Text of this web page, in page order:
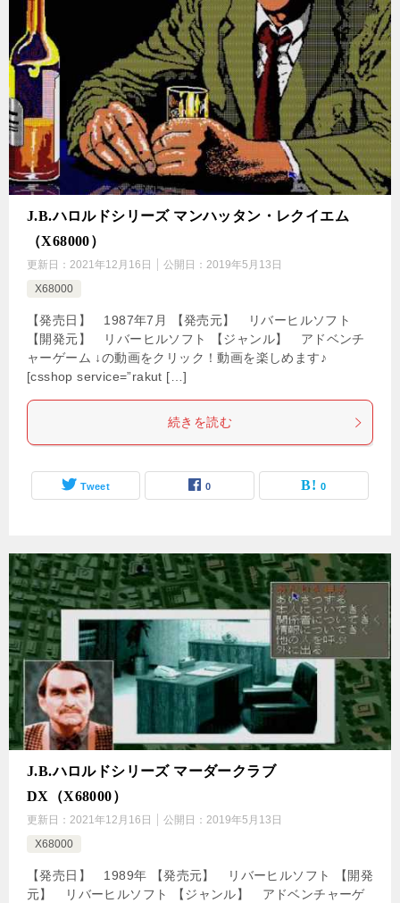
J.B.ハロルドシリーズ マンハッタン・レクイエム
（X68000）
更新日： 2021年12月16日 公開日： 2019年5月13日
X68000
【発売日】 1987年7月 【発売元】 リバーヒルソフト
【開発元】 リバーヒルソフト 【ジャンル】 アドベンチ
ャーゲーム ↓の動画をクリック！動画を楽しめます♪
[csshop service=”rakut […]
続きを読む
Tweet 0 0
J.B.ハロルドシリーズ マーダークラブ
DX（X68000）
更新日： 2021年12月16日 公開日： 2019年5月13日
X68000
【発売日】 1989年 【発売元】 リバーヒルソフト 【開発
元】 リバーヒルソフト 【ジャンル】 アドベンチャーゲ